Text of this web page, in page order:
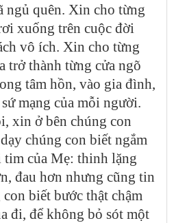
ngủ quên. Xin cho từng
xuống trên cuộc đời
vô ích. Xin cho từng
trở thành từng cửa ngõ
tâm hồn, vào gia đình,
mạng của mỗi người.
xin ở bên chúng con
chúng con biết ngắm
tim của Mẹ: thinh lặng
đau hơn nhưng cũng tin
biết bước thật chậm
đi, để không bỏ sót một